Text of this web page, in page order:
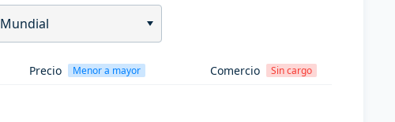
Mundial
Precio Menor a mayor Comercio Sin cargo